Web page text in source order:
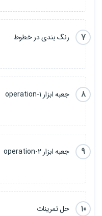
7
رنگ بندی در خطوط
8
جعبه ابزار operation-1
9
جعبه ابزار operation-2
10
حل تمرینات